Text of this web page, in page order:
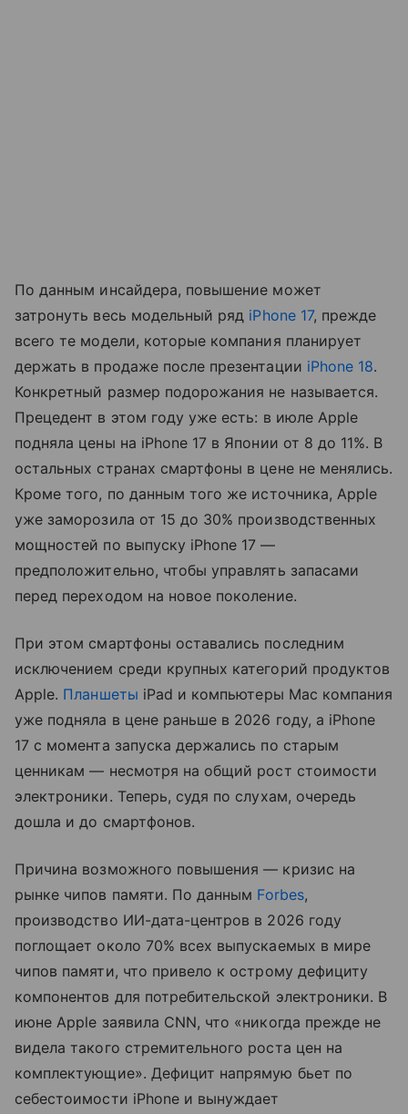
По данным инсайдера, повышение может
затронуть весь модельный ряд iPhone 17, прежде
всего те модели, которые компания планирует
держать в продаже после презентации iPhone 18.
Конкретный размер подорожания не называется.
Прецедент в этом году уже есть: в июле Apple
подняла цены на iPhone 17 в Японии от 8 до 11%. В
остальных странах смартфоны в цене не менялись.
Кроме того, по данным того же источника, Apple
уже заморозила от 15 до 30% производственных
мощностей по выпуску iPhone 17 —
предположительно, чтобы управлять запасами
перед переходом на новое поколение.
При этом смартфоны оставались последним
исключением среди крупных категорий продуктов
Apple. Планшеты iPad и компьютеры Mac компания
уже подняла в цене раньше в 2026 году, а iPhone
17 с момента запуска держались по старым
ценникам — несмотря на общий рост стоимости
электроники. Теперь, судя по слухам, очередь
дошла и до смартфонов.
Причина возможного повышения — кризис на
рынке чипов памяти. По данным Forbes,
производство ИИ-дата-центров в 2026 году
поглощает около 70% всех выпускаемых в мире
чипов памяти, что привело к острому дефициту
компонентов для потребительской электроники. В
июне Apple заявила CNN, что «никогда прежде не
видела такого стремительного роста цен на
комплектующие». Дефицит напрямую бьет по
себестоимости iPhone и вынуждает